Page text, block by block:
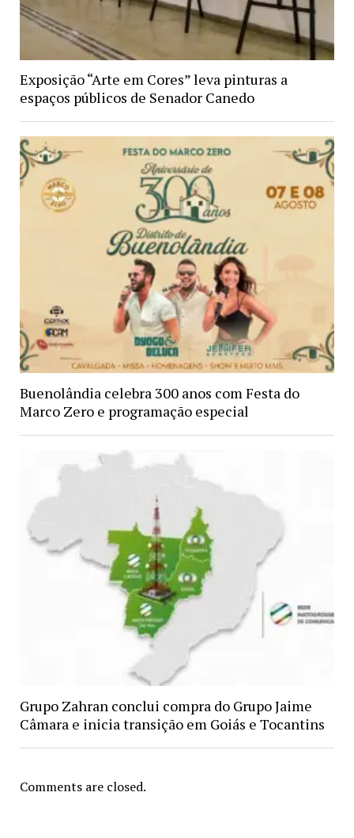
Exposição “Arte em Cores” leva pinturas a
espaços públicos de Senador Canedo
Buenolândia celebra 300 anos com Festa do
Marco Zero e programação especial
Grupo Zahran conclui compra do Grupo Jaime
Câmara e inicia transição em Goiás e Tocantins
Comments are closed.